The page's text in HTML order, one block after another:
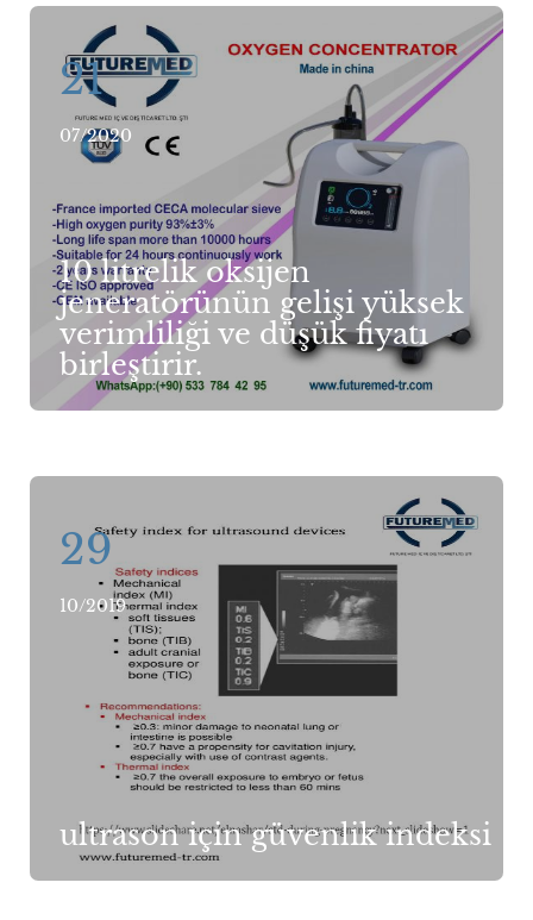
21
07/2020
10 litrelik oksijen
jeneratörünün gelişi yüksek
verimliliği ve düşük fiyatı
birleştirir.
29
10/2019
ultrason için güvenlik indeksi